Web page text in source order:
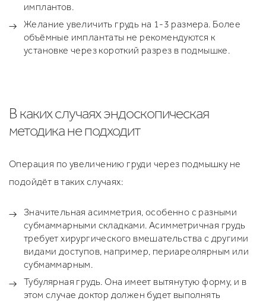
имплантов.
Желание увеличить грудь на 1-3 размера. Более
объёмные имплантаты не рекомендуются к
установке через короткий разрез в подмышке.
В каких случаях эндоскопическая
методика не подходит
Операция по увеличению груди через подмышку не
подойдёт в таких случаях:
Значительная асимметрия, особенно с разными
субмаммарными складками. Асимметричная грудь
требует хирургического вмешательства с другими
видами доступов, например, периареолярным или
субмаммарным.
Тубулярная грудь. Она имеет вытянутую форму, и в
этом случае доктор должен будет выполнять